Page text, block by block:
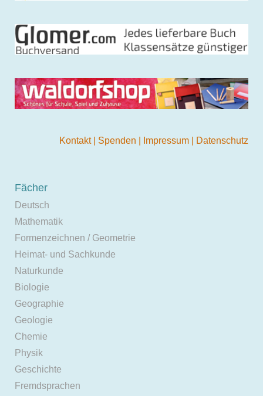
Kontakt Spenden Impressum Datenschutz
Fächer
Deutsch
Mathematik
Formenzeichnen / Geometrie
Heimat- und Sachkunde
Naturkunde
Biologie
Geographie
Geologie
Chemie
Physik
Geschichte
Fremdsprachen